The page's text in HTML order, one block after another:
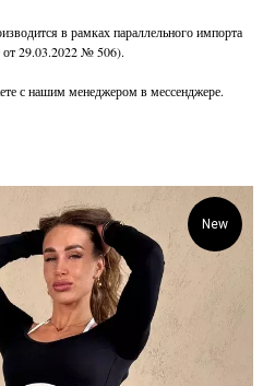
в рамках параллельного импорта
от 29.03.2022 № 506).
с нашим менеджером в мессенджере.
New